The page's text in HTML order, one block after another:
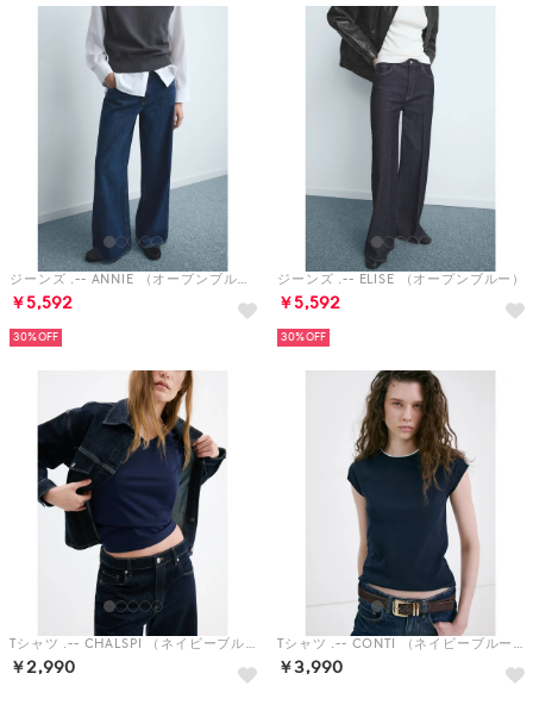
ジーンズ .-- ANNIE （オープンブルー）
￥5,592
30%
ジーンズ .-- ELISE （オープンブルー）
￥5,592
30%
Tシャツ .-- CHALSPI （ネイビーブルー）
￥2,990
Tシャツ .-- CONTI （ネイビーブルー）
￥3,990